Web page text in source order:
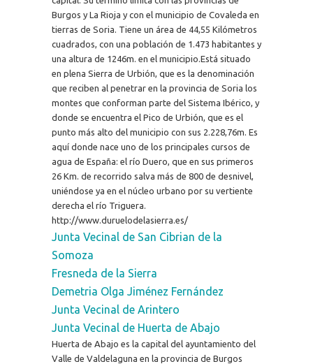
Burgos y La Rioja y con el municipio de Covaleda en
tierras de Soria. Tiene un área de 44,55 Kilómetros
cuadrados, con una población de 1.473 habitantes y
una altura de 1246m. en el municipio.Está situado
en plena Sierra de Urbión, que es la denominación
que reciben al penetrar en la provincia de Soria los
montes que conforman parte del Sistema Ibérico, y
donde se encuentra el Pico de Urbión, que es el
punto más alto del municipio con sus 2.228,76m. Es
aquí donde nace uno de los principales cursos de
agua de España: el río Duero, que en sus primeros
26 Km. de recorrido salva más de 800 de desnivel,
uniéndose ya en el núcleo urbano por su vertiente
derecha el río Triguera.
http://www.duruelodelasierra.es/
Junta Vecinal de San Cibrian de la
Somoza
Fresneda de la Sierra
Demetria Olga Jiménez Fernández
Junta Vecinal de Arintero
Junta Vecinal de Huerta de Abajo
Huerta de Abajo es la capital del ayuntamiento del
Valle de Valdelaguna en la provincia de Burgos